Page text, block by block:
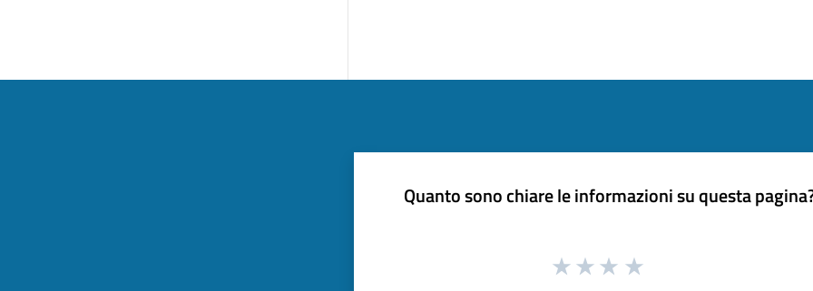
Quanto sono chiare le informazioni su questa